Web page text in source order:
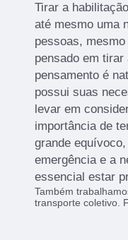
Tirar a
até mesmo uma
pessoas,
pensado em
pensamento é
possui suas
levar em
importância de
grande
emergência e a
essencial estar
Também
transporte coletivo.